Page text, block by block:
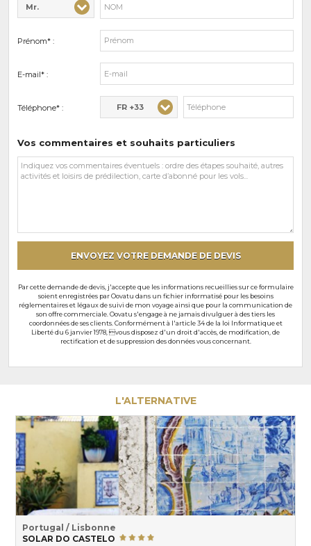
Civilité* :
Mr.
Nom* :
Prénom* :
E-mail* :
Téléphone* : FR +33
Vos commentaires et souhaits particuliers
Vos
commentaires
ENVOYEZ VOTRE DEMANDE DE DEVIS
Par cette demande de devis, j'accepte que les informations recueillies sur ce formulaire
soient enregistrées par Oovatu dans un fichier informatisé pour les besoins
réglementaires et légaux de suivi de mon voyage ainsi que pour la communication de
son offre commerciale. Oovatu s'engage à ne jamais divulguer à des tiers les
coordonnées de ses clients. Conformément à l'article 34 de la loi Informatique et
Liberté du 6 janvier 1978, vous disposez d'un droit d'accès, de modification, de
rectification et de suppression des données vous concernant.
L'ALTERNATIVE
Portugal / Lisbonne
SOLAR DO CASTELO